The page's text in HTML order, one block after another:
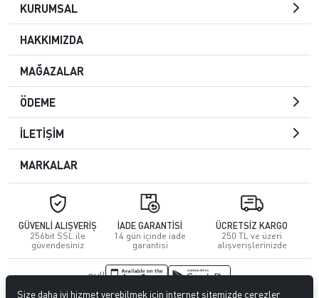
KURUMSAL
HAKKIMIZDA
MAĞAZALAR
ÖDEME
İLETİŞİM
MARKALAR
GÜVENLİ ALIŞVERİŞ
256bit SSL ile
güvendesiniz
İADE GARANTİSİ
14 gün içinde iade
garantisi
ÜCRETSİZ KARGO
250 TL ve üzeri
alışverişlerinizde
null
Size daha iyi hizmet verebilmek için internet sitemizde çerezler